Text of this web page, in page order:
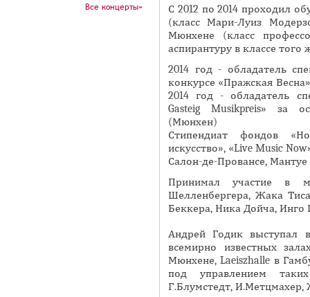
Д
О
И
О
Л
в
к
л
д
к
а
С 2012 по 2014 проходил
(класс Мари-Луиз
Мюнхене (класс
аспирантуру в классе того
2014 год - обладатель
конкурсе «Пражская
2014 год - обладатель
Gasteig Musikpreis» за
(Мюнхен)
Стипендиат фондов
искусство», «Live Music
Салон-де-Провансе,
Принимал участие в
Шелленбергера, Жака
Беккера, Ника Дойча, Инго
Андрей Годик выступал
всемирно известных
Мюнхене, Laeiszhalle в
под управлением
Г.Блумстедт,
Все концерты»